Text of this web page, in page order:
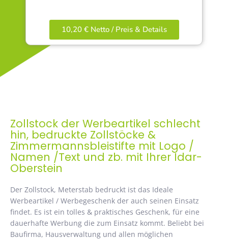
10,20 € Netto / Preis & Details
Zollstock der Werbeartikel schlecht
hin, bedruckte Zollstöcke &
Zimmermannsbleistifte mit Logo /
Namen /Text und zb. mit Ihrer Idar-
Oberstein
Der Zollstock, Meterstab bedruckt ist das Ideale
Werbeartikel / Werbegeschenk der auch seinen Einsatz
findet. Es ist ein tolles & praktisches Geschenk, für eine
dauerhafte Werbung die zum Einsatz kommt. Beliebt bei
Baufirma, Hausverwaltung und allen möglichen